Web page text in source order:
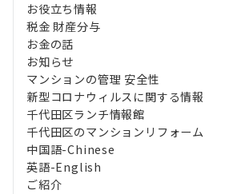
お役立ち情報
税金 財産分与
お金の話
お知らせ
マンションの管理 安全性
新型コロナウィルスに関する情報
千代田区ランチ情報館
千代田区のマンションリフォーム
中国語-Chinese
英語-English
ご紹介